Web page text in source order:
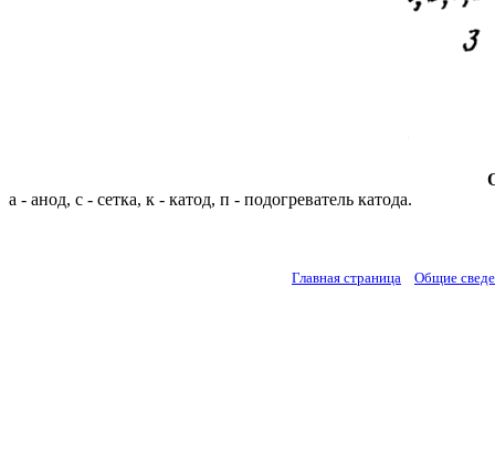
а - анод, с - сетка, к - катод, п - подогреватель катода.
Главная страница Общие